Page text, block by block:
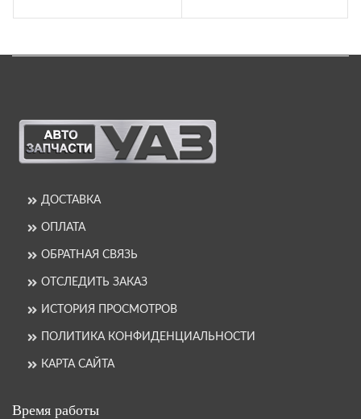
ДОСТАВКА
ОПЛАТА
ОБРАТНАЯ СВЯЗЬ
ОТСЛЕДИТЬ ЗАКАЗ
ИСТОРИЯ ПРОСМОТРОВ
ПОЛИТИКА КОНФИДЕНЦИАЛЬНОСТИ
КАРТА САЙТА
Время работы